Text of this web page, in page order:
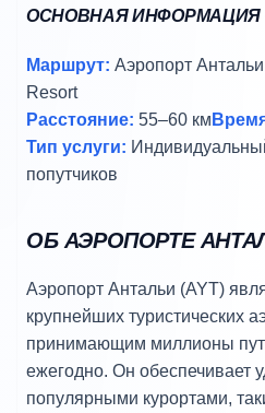
ОСНОВНАЯ ИНФОРМАЦИЯ
Маршрут: Аэропорт
Resort
Расстояние: 55–60 км
Тип услуги:
попутчиков
ОБ АЭРОПОРТЕ
Аэропорт Антальи (AYT)
крупнейших туристических
принимающим миллионы
ежегодно. Он обеспечивает
популярными курортами,